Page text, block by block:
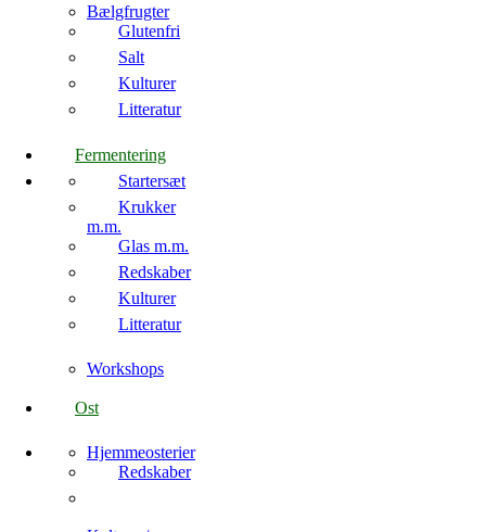
Bælgfrugter
Glutenfri
Salt
Kulturer
Litteratur
Fermentering
Startersæt
Krukker
m.m.
Glas m.m.
Redskaber
Kulturer
Litteratur
Workshops
Ost
Hjemmeosterier
Redskaber